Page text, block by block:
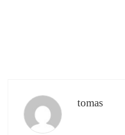
tomas